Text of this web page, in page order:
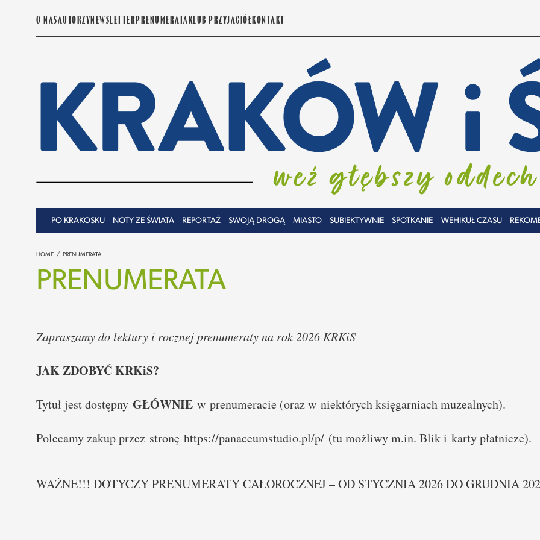
O NASAUTORZYNEWSLETTERPRENUMERATAKLUB PRZYJACIÓŁKONTAKT
PO KRAKOSKU NOTY ZE ŚWIATA REPORTAŻ SWOJĄ DROGĄ MIASTO SUBIEKTYWNIE SPOTKANIE WEHIKUŁ CZASU
HOME / PRENUMERATA
PRENUMERATA
Zapraszamy do lektury i rocznej prenumeraty na rok 2026 KRKiS
JAK ZDOBYĆ KRKiS?
Tytuł jest dostępny GŁÓWNIE w prenumeracie (oraz w niektórych księgarniach muzealnych).
Polecamy zakup przez stronę https://panaceumstudio.pl/p/ (tu możliwy m.in. Blik i karty płatnicze).
WAŻNE!!! DOTYCZY PRENUMERATY CAŁOROCZNEJ – OD STYCZNIA 2026 DO GRUDNIA